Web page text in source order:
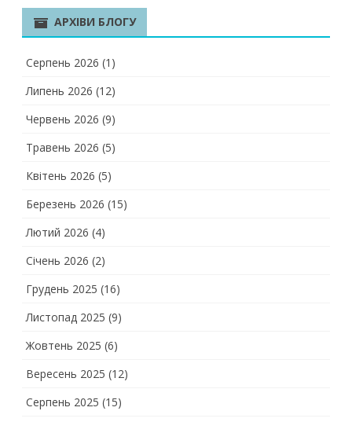
АРХІВИ БЛОГУ
Серпень 2026 (1)
Липень 2026 (12)
Червень 2026 (9)
Травень 2026 (5)
Квітень 2026 (5)
Березень 2026 (15)
Лютий 2026 (4)
Січень 2026 (2)
Грудень 2025 (16)
Листопад 2025 (9)
Жовтень 2025 (6)
Вересень 2025 (12)
Серпень 2025 (15)